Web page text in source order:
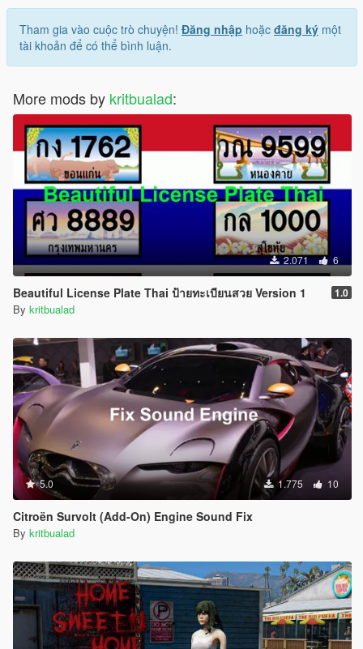
Tham gia vào cuộc trò chuyện! Đăng nhập hoặc đăng ký một
tài khoản để có thể bình luận.
More mods by kritbualad:
2.071 6
Beautiful License Plate Thai ป้ายทะเบียนสวย Version 1 1.0
By kritbualad
5.0 1.775 10
Citroën Survolt (Add-On) Engine Sound Fix
By kritbualad